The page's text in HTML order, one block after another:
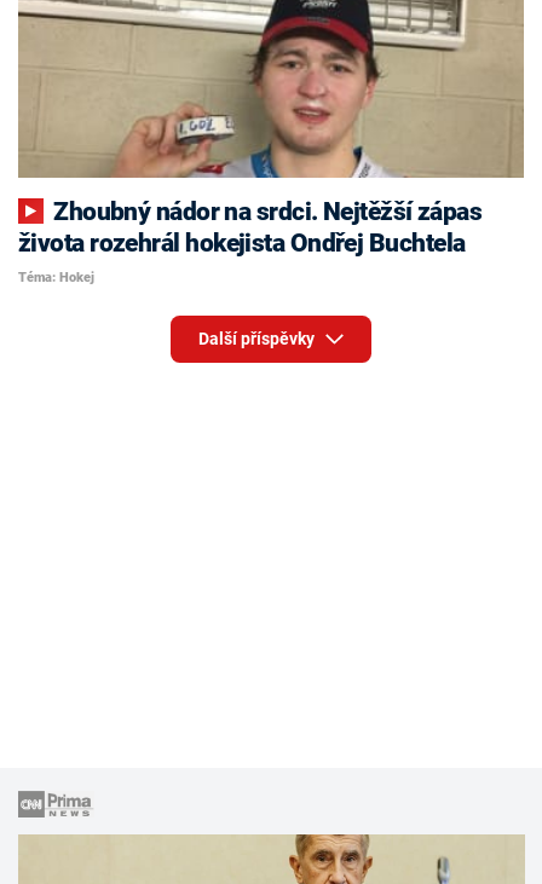
Zhoubný nádor na srdci. Nejtěžší zápas
života rozehrál hokejista Ondřej Buchtela
Téma: Hokej
Další příspěvky